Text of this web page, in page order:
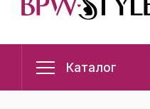
Каталог